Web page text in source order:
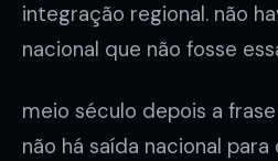
integração regional. não
nacional que não fosse
meio século depois a
não há saída nacional